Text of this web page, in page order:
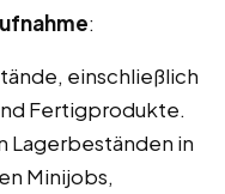
:
einschließlich
Fertigprodukte.
Lagerbeständen in
Minijobs,